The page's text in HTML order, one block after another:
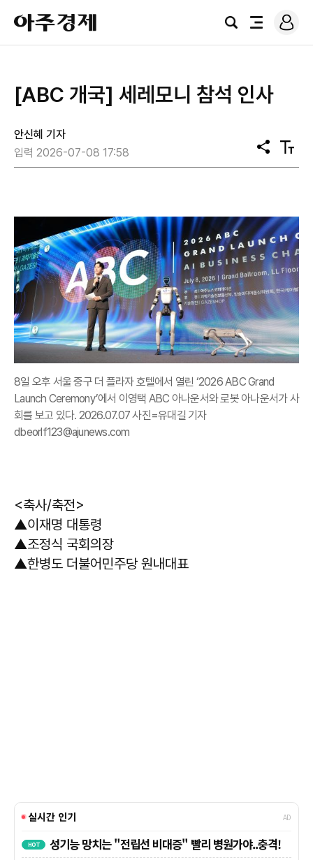
아
주
경
검
전
로
그
[ABC 개국] 세레모니 참석 인사
안신혜 기자
입력 2026-07-08 17:58
공
유
텍
스
8일 오후 서울 중구 더 플라자 호텔에서 열린 ‘2026 ABC Grand
Launch Ceremony’에서 이영택 ABC 아나운서와 로봇 아나운서가 사
회를 보고 있다. 2026.07.07 사진=유대길 기자
dbeorlf123@ajunews.com
<축사/축전>
▲이재명 대통령
▲조정식 국회의장
▲한병도 더불어민주당 원내대표